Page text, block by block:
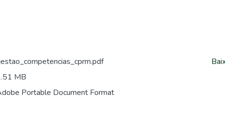
MB
Portable Document Format